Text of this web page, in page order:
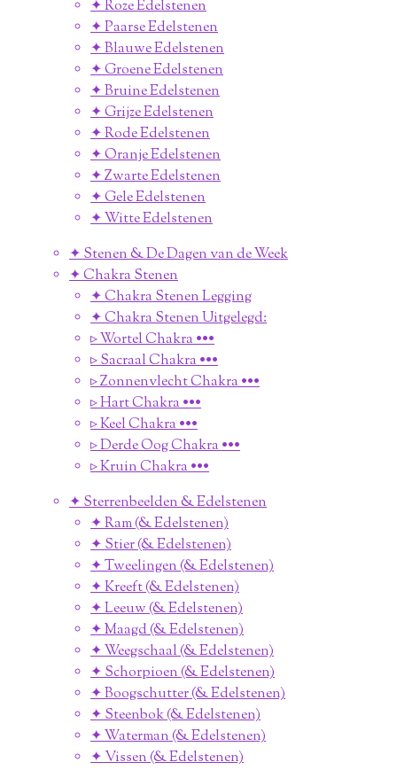
✦ Roze Edelstenen
✦ Paarse Edelstenen
✦ Blauwe Edelstenen
✦ Groene Edelstenen
✦ Bruine Edelstenen
✦ Grijze Edelstenen
✦ Rode Edelstenen
✦ Oranje Edelstenen
✦ Zwarte Edelstenen
✦ Gele Edelstenen
✦ Witte Edelstenen
✦ Stenen & De Dagen van de Week
✦ Chakra Stenen
✦ Chakra Stenen Legging
✦ Chakra Stenen Uitgelegd:
▹ Wortel Chakra •••
▹ Sacraal Chakra •••
▹ Zonnenvlecht Chakra •••
▹ Hart Chakra •••
▹ Keel Chakra •••
▹ Derde Oog Chakra •••
▹ Kruin Chakra •••
✦ Sterrenbeelden & Edelstenen
✦ Ram (& Edelstenen)
✦ Stier (& Edelstenen)
✦ Tweelingen (& Edelstenen)
✦ Kreeft (& Edelstenen)
✦ Leeuw (& Edelstenen)
✦ Maagd (& Edelstenen)
✦ Weegschaal (& Edelstenen)
✦ Schorpioen (& Edelstenen)
✦ Boogschutter (& Edelstenen)
✦ Steenbok (& Edelstenen)
✦ Waterman (& Edelstenen)
✦ Vissen (& Edelstenen)